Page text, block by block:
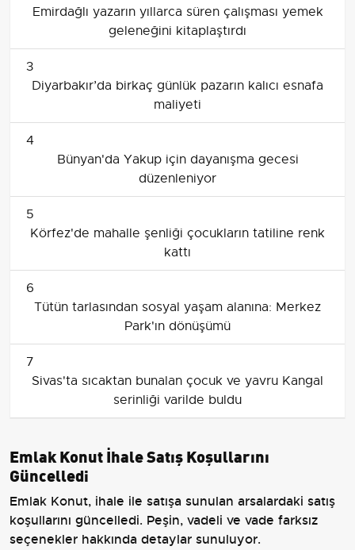
Emirdağlı yazarın yıllarca süren çalışması yemek
geleneğini kitaplaştırdı
3
Diyarbakır’da birkaç günlük pazarın kalıcı esnafa
maliyeti
4
Bünyan'da Yakup için dayanışma gecesi
düzenleniyor
5
Körfez'de mahalle şenliği çocukların tatiline renk
kattı
6
Tütün tarlasından sosyal yaşam alanına: Merkez
Park'ın dönüşümü
7
Sivas'ta sıcaktan bunalan çocuk ve yavru Kangal
serinliği varilde buldu
Emlak Konut İhale Satış Koşullarını
Güncelledi
Emlak Konut, ihale ile satışa sunulan arsalardaki satış
koşullarını güncelledi. Peşin, vadeli ve vade farksız
seçenekler hakkında detaylar sunuluyor.